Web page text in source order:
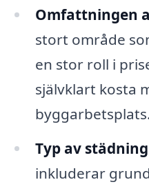
Omfattningen
stort område
en stor roll i
självklart kosta
byggarbetsplats.
Typ av
inkluderar